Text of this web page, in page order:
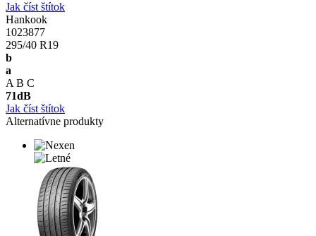
Jak číst štítok
Hankook
1023877
295/40 R19
b
a
A B C
71dB
Jak číst štítok
Alternatívne produkty